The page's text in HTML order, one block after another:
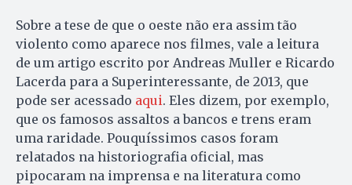
Sobre a tese de que o oeste não era assim tão
violento como aparece nos filmes, vale a leitura
de um artigo escrito por Andreas Muller e Ricardo
Lacerda para a Superinteressante, de 2013, que
pode ser acessado aqui. Eles dizem, por exemplo,
que os famosos assaltos a bancos e trens eram
uma raridade. Pouquíssimos casos foram
relatados na historiografia oficial, mas
pipocaram na imprensa e na literatura como